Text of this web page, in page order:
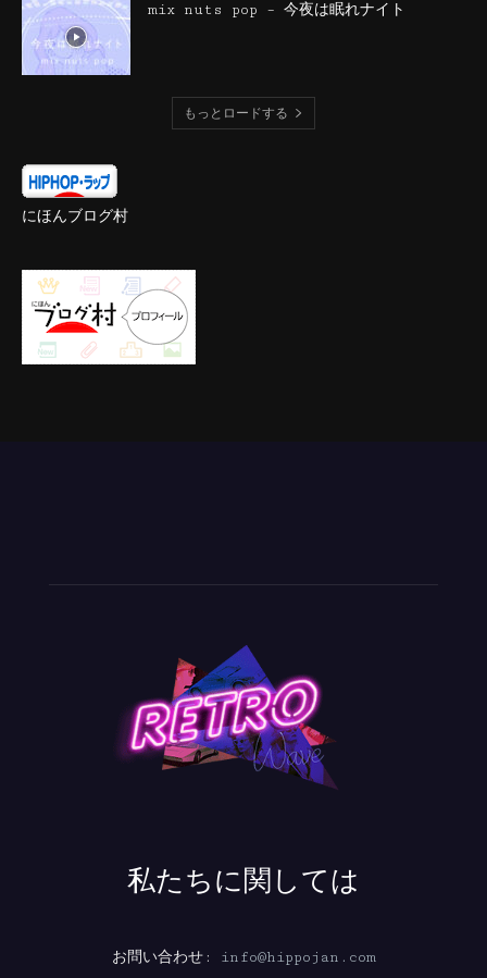
mix nuts pop – 今夜は眠れナイト
もっとロードする
にほんブログ村
私たちに関しては
お問い合わせ: info@hippojan.com